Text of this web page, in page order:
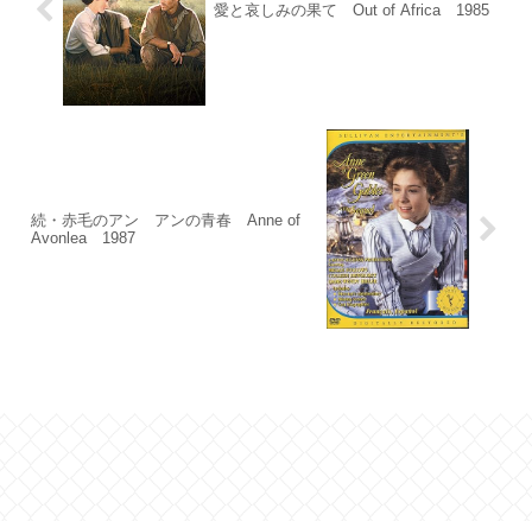
愛と哀しみの果て Out of Africa 1985
続・赤毛のアン アンの青春 Anne of
Avonlea 1987